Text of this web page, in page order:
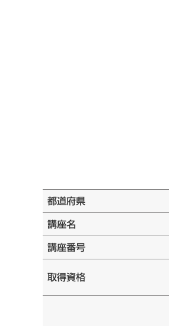
都道府県
講座名
講座番号
取得資格